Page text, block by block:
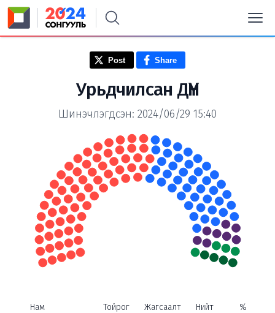
Post Share
Урьдчилсан ДҮН
Шинэчлэгдсэн: 2024/06/29 15:40
Нам Тойрог Жагсаалт Нийт %